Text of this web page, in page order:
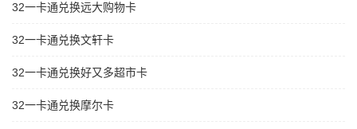
32一卡通兑换远大购物卡
32一卡通兑换文轩卡
32一卡通兑换好又多超市卡
32一卡通兑换摩尔卡